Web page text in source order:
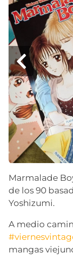
Marmalade
de los 90
Yoshizumi.
A medio
mangas